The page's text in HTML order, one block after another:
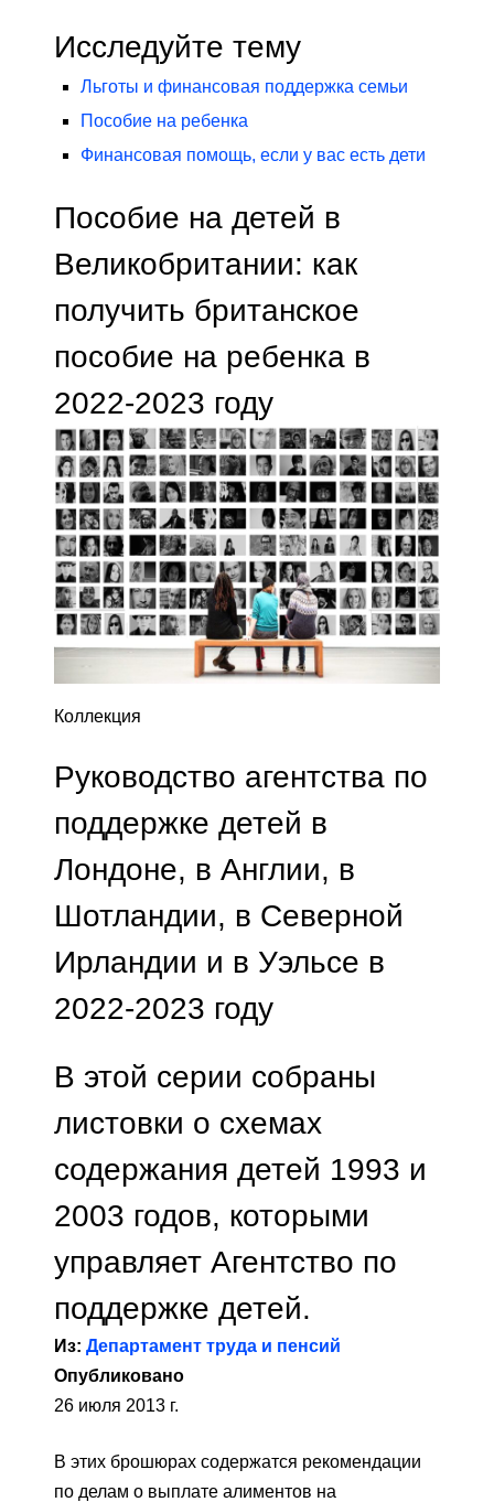
Исследуйте тему
Льготы и финансовая поддержка семьи
Пособие на ребенка
Финансовая помощь, если у вас есть дети
Пособие на детей в
Великобритании: как
получить британское
пособие на ребенка в
2022-2023 году
Коллекция
Руководство агентства по
поддержке детей в
Лондоне, в Англии, в
Шотландии, в Северной
Ирландии и в Уэльсе в
2022-2023 году
В этой серии собраны
листовки о схемах
содержания детей 1993 и
2003 годов, которыми
управляет Агентство по
поддержке детей.
Из: Департамент труда и пенсий
Опубликовано
26 июля 2013 г.
В этих брошюрах содержатся рекомендации
по делам о выплате алиментов на